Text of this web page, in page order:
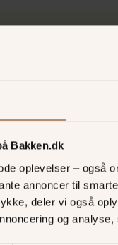
Bakken.dk
oplevelser – også
annoncer til
deler vi også
og